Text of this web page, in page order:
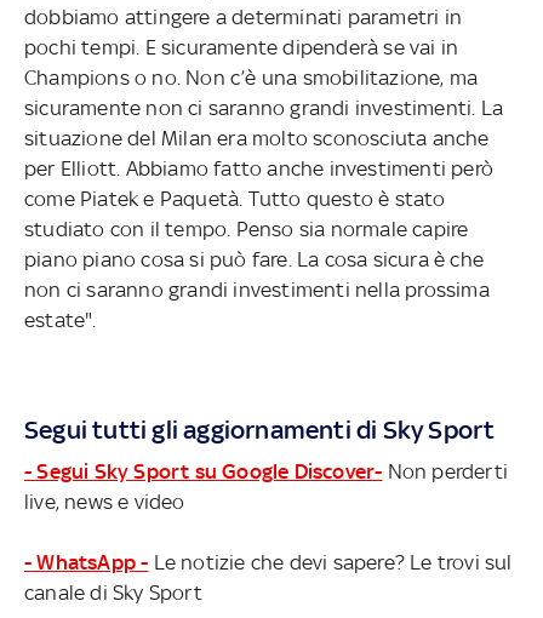
dobbiamo attingere a determinati parametri in
pochi tempi. E sicuramente dipenderà se vai in
Champions o no. Non c’è una smobilitazione, ma
sicuramente non ci saranno grandi investimenti. La
situazione del Milan era molto sconosciuta anche
per Elliott. Abbiamo fatto anche investimenti però
come Piatek e Paquetà. Tutto questo è stato
studiato con il tempo. Penso sia normale capire
piano piano cosa si può fare. La cosa sicura è che
non ci saranno grandi investimenti nella prossima
estate".
Segui tutti gli aggiornamenti di Sky Sport
- Segui Sky Sport su Google Discover- Non perderti
live, news e video
- WhatsApp - Le notizie che devi sapere? Le trovi sul
canale di Sky Sport